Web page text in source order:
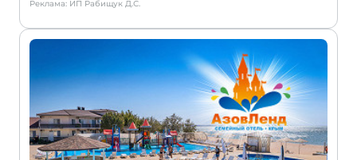
Реклама: ИП Рабищук Д.С.